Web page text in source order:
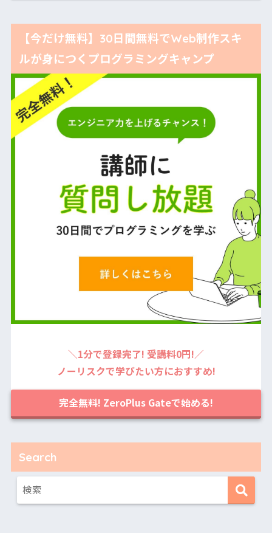
【今だけ無料】30日間無料でWeb制作スキ
ルが身につくプログラミングキャンプ
＼1分で登録完了! 受講料0円!／
ノーリスクで学びたい方におすすめ!
完全無料! ZeroPlus Gateで始める!
Search